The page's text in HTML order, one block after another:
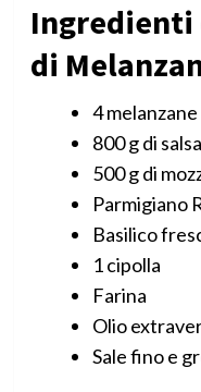
Ingredienti
di
4
800 g di
500 g di
Parmigiano
Basilico
1 cipolla
Farina
Olio
Sale fino e